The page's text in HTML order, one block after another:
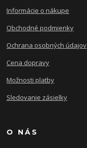
Informácie o nákupe
Obchodné podmienky
Ochrana osobných údajov
Cena dopravy
Možnosti platby
Sledovanie zásielky
O NÁS